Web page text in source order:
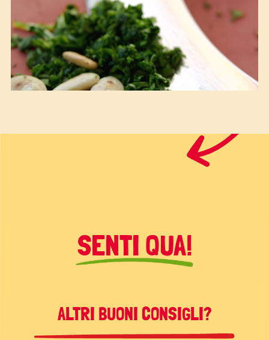
SENTI QUA!
ALTRI BUONI CONSIGLI?